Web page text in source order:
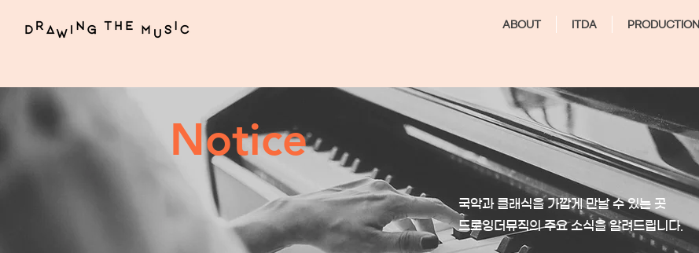
ABOUT ITDA PRODUCTION
Notice
국악과 클래식을 가깝게 만날 수 있는 곳
​드로잉더뮤직의 주요 소식을 알려드립니다.